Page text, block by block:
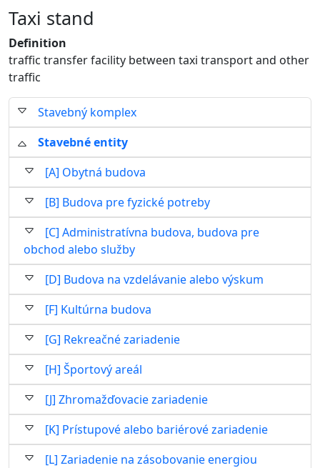
Stavebný komplex
Stavebné entity
[A] Obytná budova
[B] Budova pre fyzické potreby
[C] Administratívna budova, budova pre
obchod alebo služby
[D] Budova na vzdelávanie alebo výskum
[F] Kultúrna budova
[G] Rekreačné zariadenie
[H] Športový areál
[J] Zhromažďovacie zariadenie
[K] Prístupové alebo bariérové zariadenie
[L] Zariadenie na zásobovanie energiou
Taxi stand
Definition
traffic transfer facility between taxi transport and other
traffic